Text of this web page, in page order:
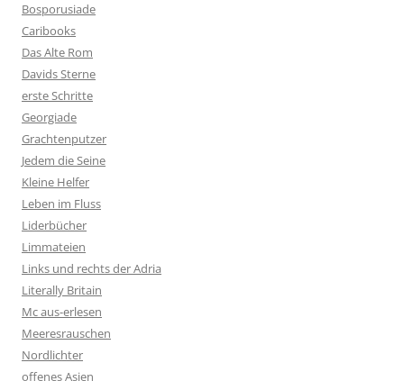
Bosporusiade
Caribooks
Das Alte Rom
Davids Sterne
erste Schritte
Georgiade
Grachtenputzer
Jedem die Seine
Kleine Helfer
Leben im Fluss
Liderbücher
Limmateien
Links und rechts der Adria
Literally Britain
Mc aus-erlesen
Meeresrauschen
Nordlichter
offenes Asien